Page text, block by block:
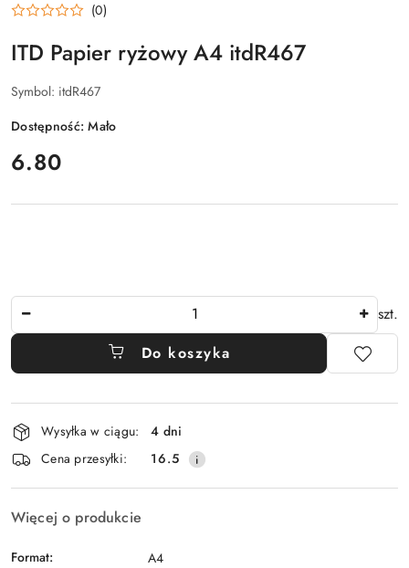
(0)
ITD Papier ryżowy A4 itdR467
Symbol: itdR467
Dostępność:Mało
cena:
6.80
szt.
Do koszyka
Dostępność
i
dostawa
Wysyłka w ciągu:
4 dni
Cena przesyłki:
16.5
Więcej o produkcie
Format: A4